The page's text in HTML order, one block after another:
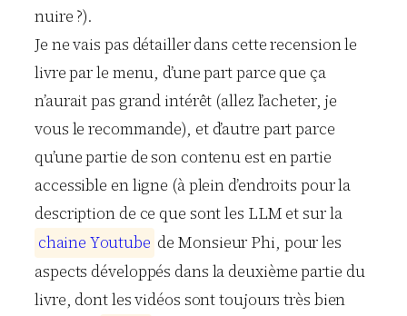
nuire ?).
Je ne vais pas détailler dans cette recension le
livre par le menu, d’une part parce que ça
n’aurait pas grand intérêt (allez l’acheter, je
vous le recommande), et d’autre part parce
qu’une partie de son contenu est en partie
accessible en ligne (à plein d’endroits pour la
description de ce que sont les LLM et sur la
chaine Youtube de Monsieur Phi, pour les
aspects développés dans la deuxième partie du
livre, dont les vidéos sont toujours très bien